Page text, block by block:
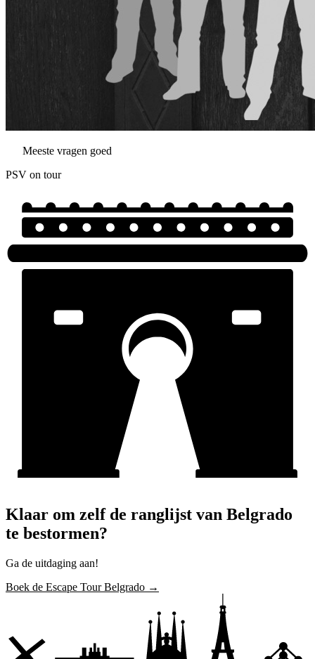
Meeste vragen goed
PSV on tour
Klaar om zelf de ranglijst van Belgrado
te bestormen?
Ga de uitdaging aan!
Boek de Escape Tour Belgrado →